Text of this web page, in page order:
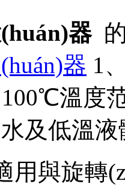
器
器 1
溫度
及低溫
用與旋轉